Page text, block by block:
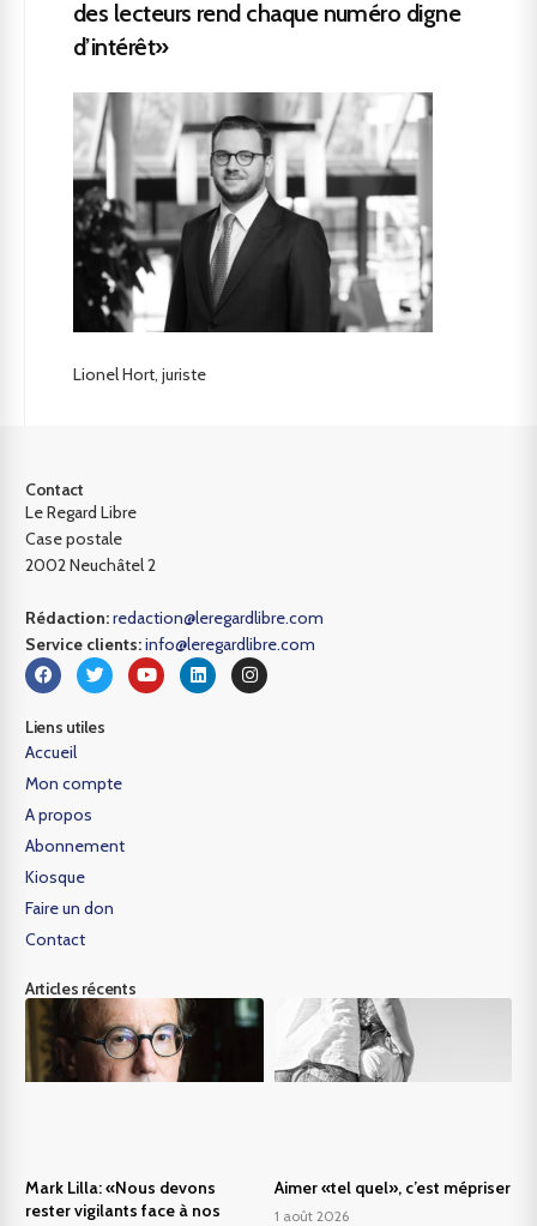
des lecteurs rend chaque numéro digne
d’intérêt»
Lionel Hort, juriste
Contact
Le Regard Libre
Case postale
2002 Neuchâtel 2
Rédaction:redaction@leregardlibre.com
Service clients:info@leregardlibre.com
Liens utiles
Accueil
Mon compte
A propos
Abonnement
Kiosque
Faire un don
Contact
Articles récents
Mark Lilla: «Nous devons
rester vigilants face à nos
Aimer «tel quel», c’est mépriser
1 août 2026